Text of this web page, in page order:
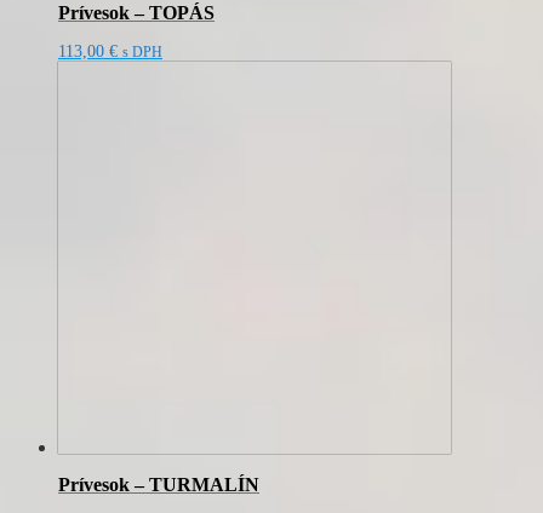
Prívesok – TOPÁS
113,00 € s DPH
Prívesok – TURMALÍN